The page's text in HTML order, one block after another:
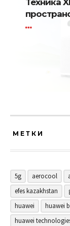
Техника
МЕТКИ
5g aerocool
efes kazakhstan
huawei
huawei
huawei